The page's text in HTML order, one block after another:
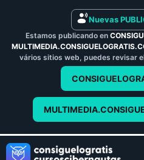
Nuevas
Estamos publicando en
vários sitios web, puedes revisar